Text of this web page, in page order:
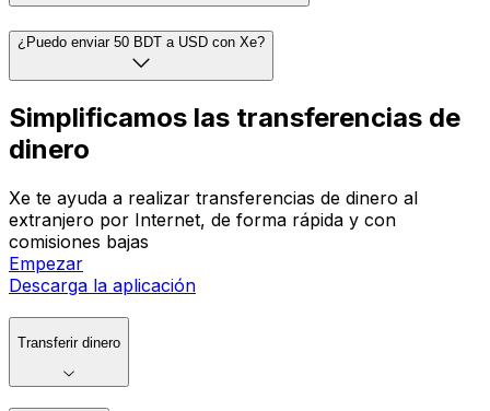
¿Puedo enviar 50 BDT a USD con Xe?
Simplificamos las transferencias de
dinero
Xe te ayuda a realizar transferencias de dinero al
extranjero por Internet, de forma rápida y con
comisiones bajas
Empezar
Descarga la aplicación
Transferir dinero